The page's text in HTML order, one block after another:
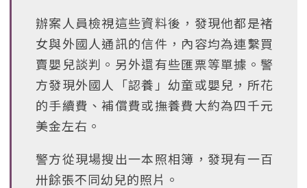
辦案人員檢視這些資料後，發現他都是褚
女與外國人通訊的信件，內容均為連繫買
賣嬰兒談判。另外還有些匯票等單據。警
方發現外國人「認養」幼童或嬰兒，所花
的手續費、補償費或撫養費大約為四千元
美金左右。
警方從現場搜出一本照相簿，發現有一百
卅餘張不同幼兒的照片。